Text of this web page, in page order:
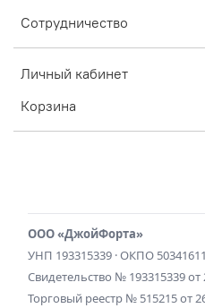
Сотрудничество
Личный кабинет
Корзина
ООО «ДжойФорта»
УНП 193315339 · ОКПО
Свидетельство № 193315339
Торговый реестр № 515215 от